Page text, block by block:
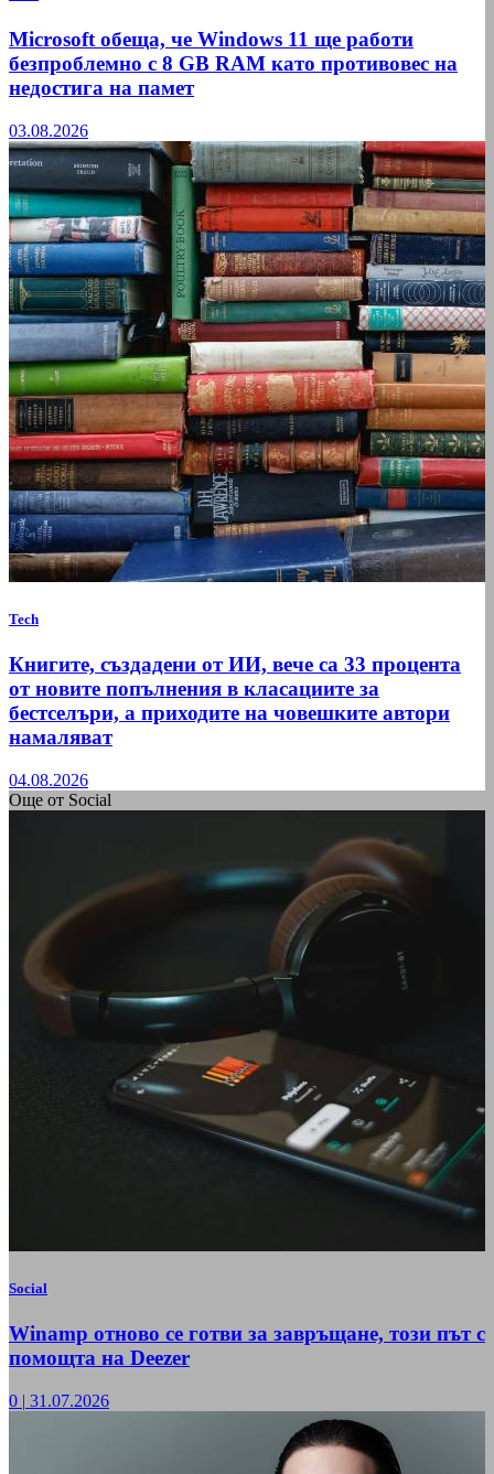
Microsoft обеща, че Windows 11 ще работи
безпроблемно с 8 GB RAM като противовес на
недостига на памет
03.08.2026
Tech
Книгите, създадени от ИИ, вече са 33 процента
от новите попълнения в класациите за
бестселъри, а приходите на човешките автори
намаляват
04.08.2026
Още от Social
Social
Winamp отново се готви за завръщане, този път с
помощта на Deezer
0 | 31.07.2026